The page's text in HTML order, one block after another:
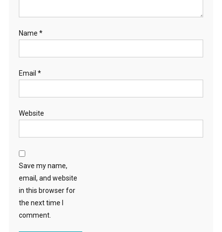
Name *
Email *
Website
Save my name,
email, and website
in this browser for
the next time I
comment.